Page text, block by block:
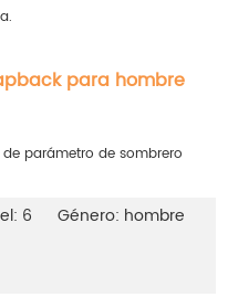
para hombre
parámetro de sombrero
6
Género: hombre